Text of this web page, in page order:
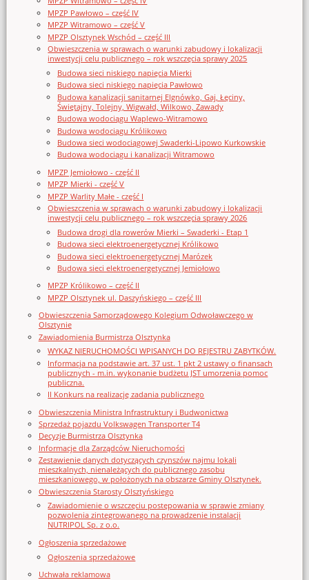
MPZP Pawłowo – część IV
MPZP Witramowo – część V
MPZP Olsztynek Wschód – część III
Obwieszczenia w sprawach o warunki zabudowy i lokalizacji
inwestycji celu publicznego – rok wszczęcia sprawy 2025
Budowa sieci niskiego napięcia Mierki
Budowa sieci niskiego napięcia Pawłowo
Budowa kanalizacji sanitarnej Elgnówko, Gaj, Łęciny,
Świętajny, Tolejny, Wigwałd, Wilkowo, Zawady
Budowa wodociągu Waplewo-Witramowo
Budowa wodociągu Królikowo
Budowa sieci wodociągowej Swaderki-Lipowo Kurkowskie
Budowa wodociągu i kanalizacji Witramowo
MPZP Jemiołowo - część II
MPZP Mierki - część V
MPZP Warlity Małe - część I
Obwieszczenia w sprawach o warunki zabudowy i lokalizacji
inwestycji celu publicznego – rok wszczęcia sprawy 2026
Budowa drogi dla rowerów Mierki – Swaderki - Etap 1
Budowa sieci elektroenergetycznej Królikowo
Budowa sieci elektroenergetycznej Marózek
Budowa sieci elektroenergetycznej Jemiołowo
MPZP Królikowo – część II
MPZP Olsztynek ul. Daszyńskiego – część III
Obwieszczenia Samorządowego Kolegium Odwoławczego w
Olsztynie
Zawiadomienia Burmistrza Olsztynka
WYKAZ NIERUCHOMOŚCI WPISANYCH DO REJESTRU ZABYTKÓW.
Informacja na podstawie art. 37 ust. 1 pkt 2 ustawy o finansach
publicznych - m.in. wykonanie budżetu JST umorzenia pomoc
publiczna.
II Konkurs na realizację zadania publicznego
Obwieszczenia Ministra Infrastruktury i Budwonictwa
Sprzedaż pojazdu Volkswagen Transporter T4
Decyzje Burmistrza Olsztynka
Informacje dla Zarządców Nieruchomości
Zestawienie danych dotyczących czynszów najmu lokali
mieszkalnych, nienależących do publicznego zasobu
mieszkaniowego, w położonych na obszarze Gminy Olsztynek.
Obwieszczenia Starosty Olsztyńskiego
Zawiadomienie o wszczęciu postępowania w sprawie zmiany
pozwolenia zintegrowanego na prowadzenie instalacji
NUTRIPOL Sp. z o.o.
Ogłoszenia sprzedażowe
Ogłoszenia sprzedażowe
Uchwała reklamowa